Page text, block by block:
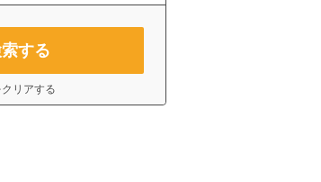
する
リアする